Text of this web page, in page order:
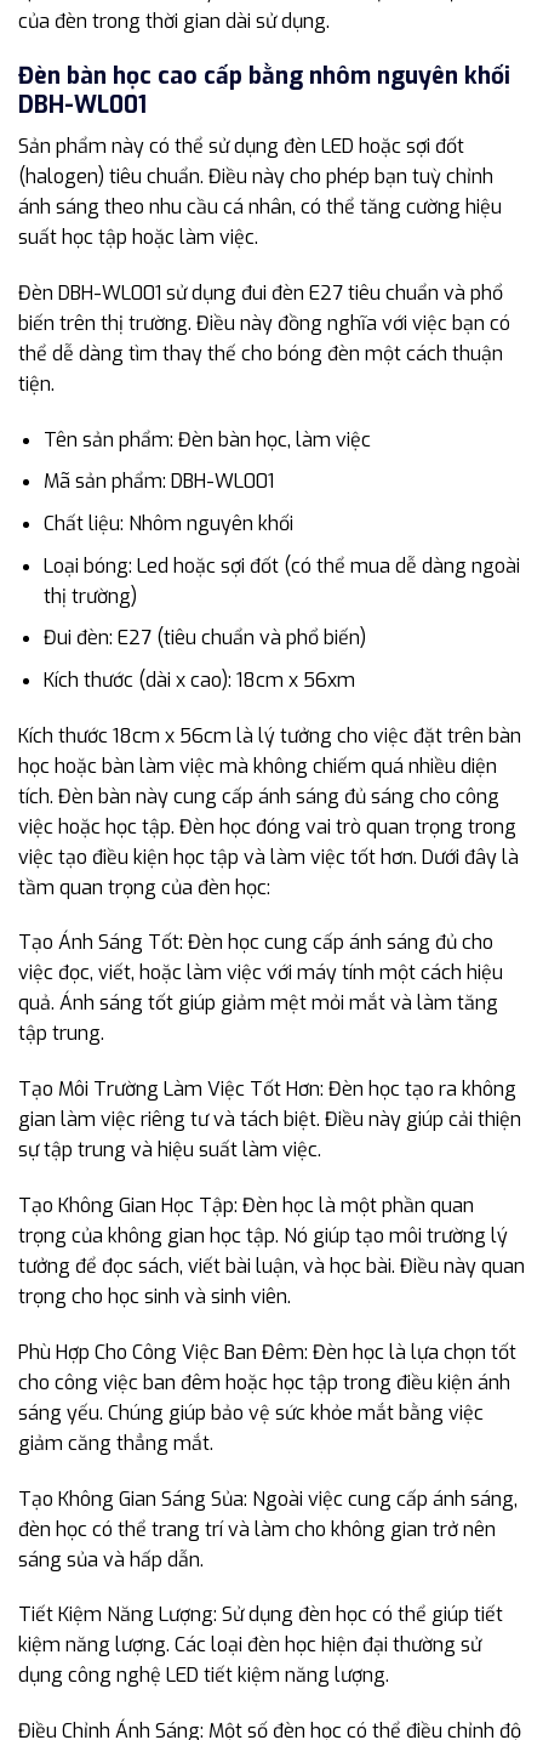
của đèn trong thời gian dài sử dụng.
Đèn bàn học cao cấp bằng nhôm nguyên khối
DBH-WL001
Sản phẩm này có thể sử dụng đèn LED hoặc sợi đốt
(halogen) tiêu chuẩn. Điều này cho phép bạn tuỳ chỉnh
ánh sáng theo nhu cầu cá nhân, có thể tăng cường hiệu
suất học tập hoặc làm việc.
Đèn DBH-WL001 sử dụng đui đèn E27 tiêu chuẩn và phổ
biến trên thị trường. Điều này đồng nghĩa với việc bạn có
thể dễ dàng tìm thay thế cho bóng đèn một cách thuận
tiện.
Tên sản phẩm: Đèn bàn học, làm việc
Mã sản phẩm: DBH-WL001
Chất liệu: Nhôm nguyên khối
Loại bóng: Led hoặc sợi đốt (có thể mua dễ dàng ngoài
thị trường)
Đui đèn: E27 (tiêu chuẩn và phổ biến)
Kích thước (dài x cao): 18cm x 56xm
Kích thước 18cm x 56cm là lý tưởng cho việc đặt trên bàn
học hoặc bàn làm việc mà không chiếm quá nhiều diện
tích. Đèn bàn này cung cấp ánh sáng đủ sáng cho công
việc hoặc học tập. Đèn học đóng vai trò quan trọng trong
việc tạo điều kiện học tập và làm việc tốt hơn. Dưới đây là
tầm quan trọng của đèn học:
Tạo Ánh Sáng Tốt: Đèn học cung cấp ánh sáng đủ cho
việc đọc, viết, hoặc làm việc với máy tính một cách hiệu
quả. Ánh sáng tốt giúp giảm mệt mỏi mắt và làm tăng
tập trung.
Tạo Môi Trường Làm Việc Tốt Hơn: Đèn học tạo ra không
gian làm việc riêng tư và tách biệt. Điều này giúp cải thiện
sự tập trung và hiệu suất làm việc.
Tạo Không Gian Học Tập: Đèn học là một phần quan
trọng của không gian học tập. Nó giúp tạo môi trường lý
tưởng để đọc sách, viết bài luận, và học bài. Điều này quan
trọng cho học sinh và sinh viên.
Phù Hợp Cho Công Việc Ban Đêm: Đèn học là lựa chọn tốt
cho công việc ban đêm hoặc học tập trong điều kiện ánh
sáng yếu. Chúng giúp bảo vệ sức khỏe mắt bằng việc
giảm căng thẳng mắt.
Tạo Không Gian Sáng Sủa: Ngoài việc cung cấp ánh sáng,
đèn học có thể trang trí và làm cho không gian trở nên
sáng sủa và hấp dẫn.
Tiết Kiệm Năng Lượng: Sử dụng đèn học có thể giúp tiết
kiệm năng lượng. Các loại đèn học hiện đại thường sử
dụng công nghệ LED tiết kiệm năng lượng.
Điều Chỉnh Ánh Sáng: Một số đèn học có thể điều chỉnh độ